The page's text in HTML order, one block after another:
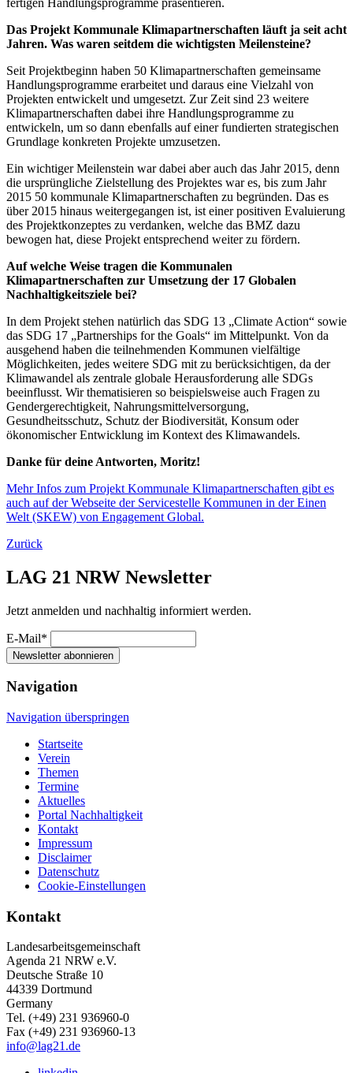
Das Projekt Kommunale Klimapartnerschaften läuft ja seit acht
Jahren. Was waren seitdem die wichtigsten Meilensteine?
Seit Projektbeginn haben 50 Klimapartnerschaften gemeinsame
Handlungsprogramme erarbeitet und daraus eine Vielzahl von
Projekten entwickelt und umgesetzt. Zur Zeit sind 23 weitere
Klimapartnerschaften dabei ihre Handlungsprogramme zu
entwickeln, um so dann ebenfalls auf einer fundierten strategischen
Grundlage konkreten Projekte umzusetzen.
Ein wichtiger Meilenstein war dabei aber auch das Jahr 2015, denn
die ursprüngliche Zielstellung des Projektes war es, bis zum Jahr
2015 50 kommunale Klimapartnerschaften zu begründen. Das es
über 2015 hinaus weitergegangen ist, ist einer positiven Evaluierung
des Projektkonzeptes zu verdanken, welche das BMZ dazu
bewogen hat, diese Projekt entsprechend weiter zu fördern.
Auf welche Weise tragen die Kommunalen
Klimapartnerschaften zur Umsetzung der 17 Globalen
Nachhaltigkeitsziele bei?
In dem Projekt stehen natürlich das SDG 13 „Climate Action“ sowie
das SDG 17 „Partnerships for the Goals“ im Mittelpunkt. Von da
ausgehend haben die teilnehmenden Kommunen vielfältige
Möglichkeiten, jedes weitere SDG mit zu berücksichtigen, da der
Klimawandel als zentrale globale Herausforderung alle SDGs
beeinflusst. Wir thematisieren so beispielsweise auch Fragen zu
Gendergerechtigkeit, Nahrungsmittelversorgung,
Gesundheitsschutz, Schutz der Biodiversität, Konsum oder
ökonomischer Entwicklung im Kontext des Klimawandels.
Danke für deine Antworten, Moritz!
Mehr Infos zum Projekt Kommunale Klimapartnerschaften gibt es
auch auf der Webseite der Servicestelle Kommunen in der Einen
Welt (SKEW) von Engagement Global.
Zurück
LAG 21 NRW Newsletter
Jetzt anmelden und nachhaltig informiert werden.
E-Mail*
Newsletter abonnieren
Navigation
Navigation überspringen
Startseite
Verein
Themen
Termine
Aktuelles
Portal Nachhaltigkeit
Kontakt
Impressum
Disclaimer
Datenschutz
Cookie-Einstellungen
Kontakt
Landesarbeitsgemeinschaft
Agenda 21 NRW e.V.
Deutsche Straße 10
44339 Dortmund
Germany
Tel. (+49) 231 936960-0
Fax (+49) 231 936960-13
info@lag21.de